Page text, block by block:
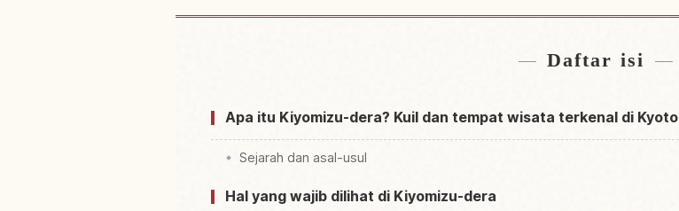
Daftar isi
Apa itu Kiyomizu-dera? Kuil dan tempat wisata terkenal di Kyoto
Sejarah dan asal-usul
Hal yang wajib dilihat di Kiyomizu-dera